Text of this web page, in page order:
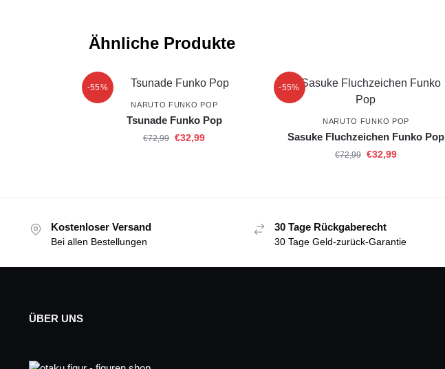
Ähnliche Produkte
-55%
NARUTO FUNKO POP
Tsunade Funko Pop
€72,99 €32,99
-55%
NARUTO FUNKO POP
Sasuke Fluchzeichen Funko Pop
€72,99 €32,99
Kostenloser Versand
Bei allen Bestellungen
30 Tage Rückgaberecht
30 Tage Geld-zurück-Garantie
ÜBER UNS